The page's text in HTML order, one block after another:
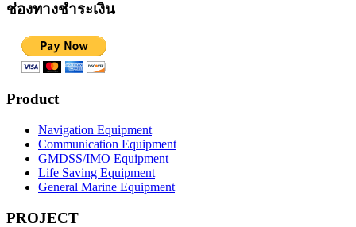
ช่องทางชำระเงิน
Product
Navigation Equipment
Communication Equipment
GMDSS/IMO Equipment
Life Saving Equipment
General Marine Equipment
PROJECT